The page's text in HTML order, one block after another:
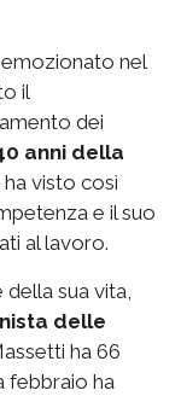
nel
il
dei
anni della
ha visto così
e il suo
al lavoro.
sua vita,
delle
ha 66
febbraio ha